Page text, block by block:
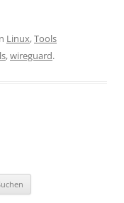
Linux,Tools
,wireguard.